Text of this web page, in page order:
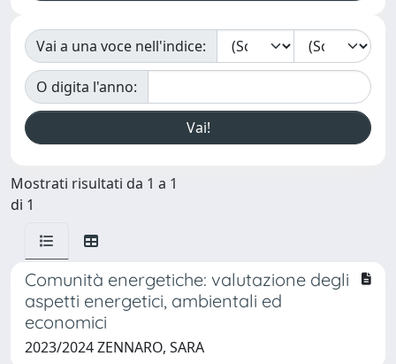
Vai a una voce nell'indice:
O digita l'anno:
Mostrati risultati da 1 a 1
di 1
Comunità energetiche: valutazione degli
aspetti energetici, ambientali ed
economici
2023/2024 ZENNARO, SARA